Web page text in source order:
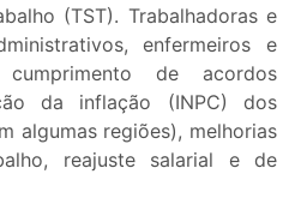
(TST). Trabalhadoras e
enfermeiros e
de acordos
da inflação (INPC) dos
algumas regiões), melhorias
reajuste salarial e de